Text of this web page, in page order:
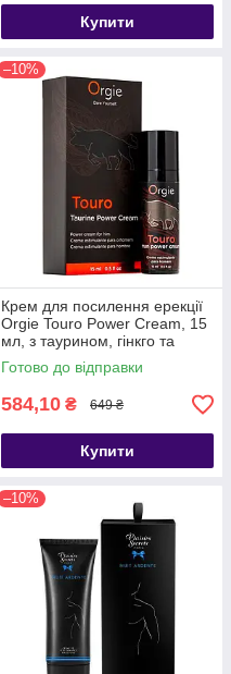
Купити
–10%
Крем для посилення ерекції
Orgie Touro Power Cream, 15
мл, з таурином, гінкго та
коренем женьшеню - SX1560
Готово до відправки
584,10 ₴ 649 ₴
Купити
–10%